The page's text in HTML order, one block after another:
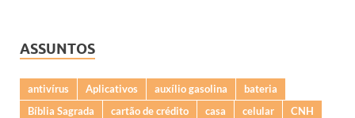
ASSUNTOS
antivírus Aplicativos auxílio gasolina
bateria
Bíblia Sagrada
cartão de crédito casa celular
CNH